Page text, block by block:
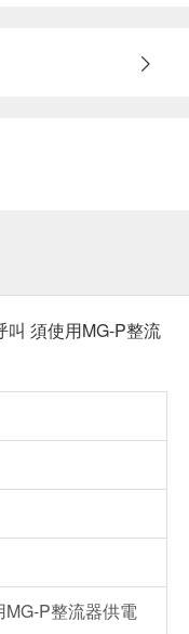
須使用MG-P整流
MG-P整流器供電